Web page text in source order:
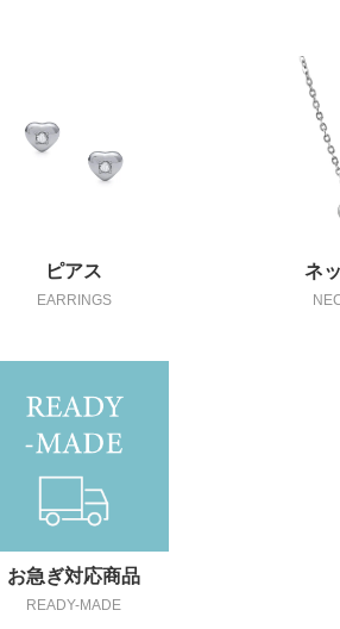
ピアス
EARRINGS
ネ
お急ぎ対応商品
READY-MADE